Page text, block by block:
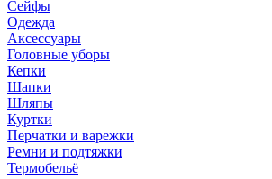
Сейфы
Одежда
Аксессуары
Головные уборы
Кепки
Шапки
Шляпы
Куртки
Перчатки и варежки
Ремни и подтяжки
Термобельё